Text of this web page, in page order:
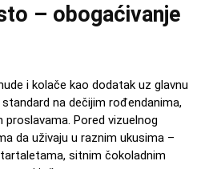
– obogaćivanje
i kolače kao dodatak uz glavnu
na dečijim rođendanima,
Pored vizuelnog
da uživaju u raznim ukusima –
sitnim čokoladnim